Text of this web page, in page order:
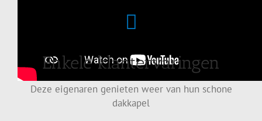
Enkele klantervaringen
Deze eigenaren genieten weer van hun schone
dakkapel